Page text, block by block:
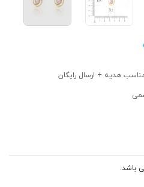
هدیه + ارسال رایگان